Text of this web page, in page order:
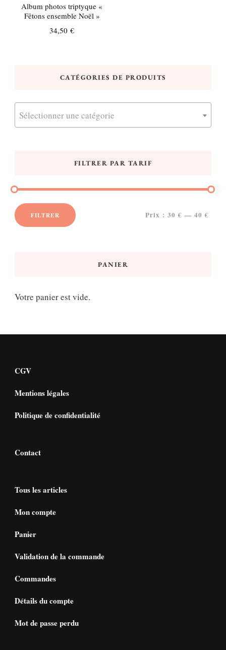
Album photos triptyque «
Fêtons ensemble Noël »
34,50€
CATÉGORIES DE PRODUITS
Sélectionner une catégorie
FILTRER PAR TARIF
FILTRER Prix : 30 € — 40 €
PANIER
Votre panier est vide.
CGV
Mentions légales
Politique de confidentialité
Contact
Tous les articles
Mon compte
Panier
Validation de la commande
Commandes
Détails du compte
Mot de passe perdu